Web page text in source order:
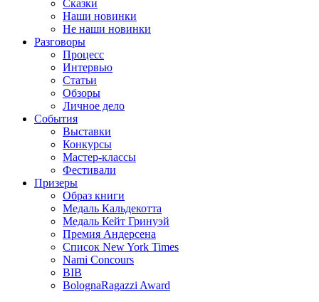
Сказки
Наши новинки
Не наши новинки
Разговоры
Процесс
Интервью
Статьи
Обзоры
Личное дело
События
Выставки
Конкурсы
Мастер-классы
Фестивали
Призеры
Образ книги
Медаль Кальдекотта
Медаль Кейт Гринуэй
Премия Андерсена
Список New York Times
Nami Concours
BIB
BolognaRagazzi Award